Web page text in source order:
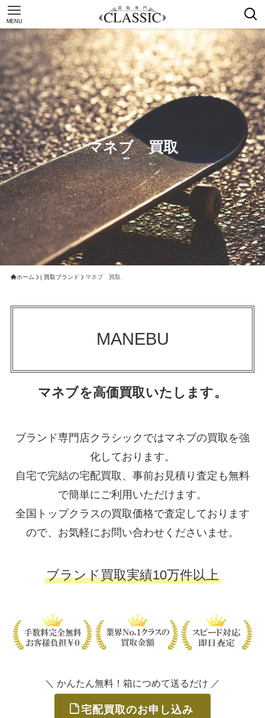
MENU
マネブ 買取
ホーム | 買取ブランド マネブ 買取
MANEBU
マネブを高価買取いたします。
ブランド専門店クラシックではマネブの買取を強
化しております。
自宅で完結の宅配買取、事前お見積り査定も無料
で簡単にご利用いただけます。
全国トップクラスの買取価格で査定しております
ので、お気軽にお問い合わせくださいませ。
ブランド買取実績10万件以上
＼ かんたん無料！箱につめて送るだけ ／
宅配買取のお申し込み